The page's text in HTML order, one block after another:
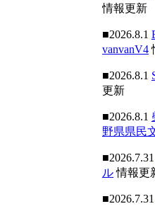
情報更新
■2026.8.1
vanvanV4
■2026.8.1
更新
■2026.8.1
野県県民
■2026.7.31
ル情報更
■2026.7.31